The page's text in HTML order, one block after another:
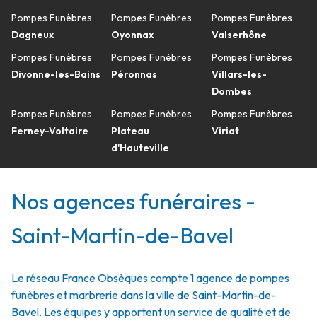
Pompes Funèbres
Dagneux
Pompes Funèbres
Divonne-les-Bains
Pompes Funèbres
Ferney-Voltaire
Pompes Funèbres
Oyonnax
Pompes Funèbres
Péronnas
Pompes Funèbres
Plateau
d'Hauteville
Pompes Funèbres
Valserhône
Pompes Funèbres
Villars-les-
Dombes
Pompes Funèbres
Viriat
Nos agences funéraires -
Saint-Martin-de-Bavel
Le réseau France Obsèques compte 1 agence de pompes
funèbres et marbrerie dans la ville de Saint-Martin-de-
Bavel. Les équipes y apportent un service de qualité et de